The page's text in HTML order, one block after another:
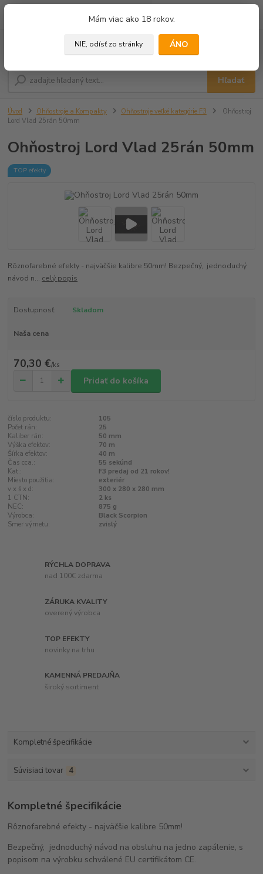
Mám viac ako 18 rokov.
NIE, odísť zo stránky ÁNO
Hľadať
Úvod Ohňostroje a Kompakty Ohňostroje veľké kategórie F3
Ohňostroj
Lord Vlad 25rán 50mm
Ohňostroj Lord Vlad 25rán 50mm
TOP efekty
Rôznofarebné efekty - najväčšie kalibre 50mm! Bezpečný, jednoduchý
návod n... celý popis
Dostupnosť: Skladom
Naša cena
70,30 €/ks
Pridať do košíka
číslo produktu:
105
Počet rán:
25
Kaliber rán:
50 mm
Výška efektov:
70 m
Šírka efektov:
40 m
Čas cca.:
55 sekúnd
Kat.:
F3 predaj od 21 rokov!
Miesto použitia:
exteriér
v x š x d:
300 x 280 x 280 mm
1 CTN:
2 ks
NEC:
875 g
Výrobca:
Black Scorpion
Smer výmetu:
zvislý
RÝCHLA DOPRAVA
nad 100€ zdarma
ZÁRUKA KVALITY
overený výrobca
TOP EFEKTY
novinky na trhu
KAMENNÁ PREDAJŇA
široký sortiment
Kompletné špecifikácie
Súvisiaci tovar 4
Kompletné špecifikácie
Rôznofarebné efekty - najväčšie kalibre 50mm!
Bezpečný, jednoduchý návod na obsluhu na jedno zapálenie, s
popisom na výrobku schválené EU certifikátom CE.